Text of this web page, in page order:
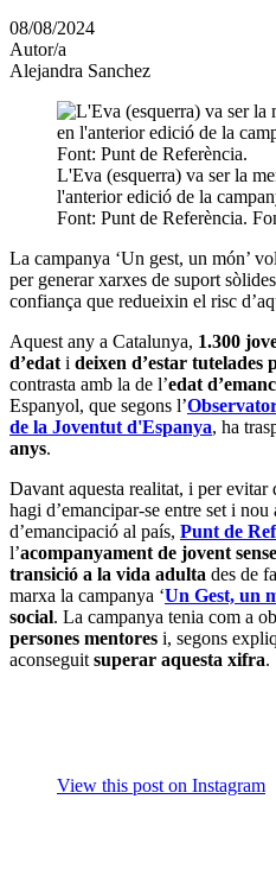
altres
xarxes
socials
08/08/2024
Autor/a
Alejandra Sanchez
L'Eva (esquerra) va ser la
l'anterior edició de la
Font: Punt de Referència.
La campanya ‘Un gest, un món’
per generar xarxes de suport
confiança que redueixin el risc
Aquest any a Catalunya, 1.300
d’edati deixen d’estar tutelades
contrasta amb la de l’edat
Espanyol, que segons l’
de la Joventut d'Espanya, ha
anys.
Davant aquesta realitat, i per
hagi d’emancipar-se entre set i
d’emancipació al país, Punt de
l’acompanyament de jovent
transició a la vida adulta des de
marxa la campanya ‘Un Gest, un
social. La campanya tenia com a
persones mentores i, segons
aconseguitsuperar aquesta xifra.
View this post on Instagram